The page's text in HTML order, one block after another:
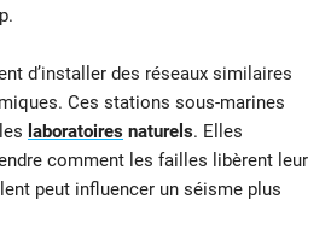
d’installer des réseaux similaires
Ces stations sous-marines
laboratoires naturels. Elles
comment les failles libèrent leur
peut influencer un séisme plus